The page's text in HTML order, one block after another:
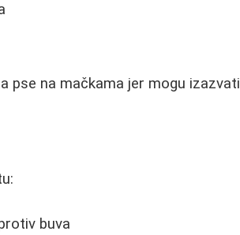
pse na mačkama jer mogu izazvati
buva